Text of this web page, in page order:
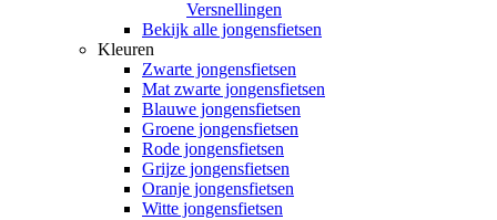
Versnellingen
Bekijk alle jongensfietsen
Kleuren
Zwarte jongensfietsen
Mat zwarte jongensfietsen
Blauwe jongensfietsen
Groene jongensfietsen
Rode jongensfietsen
Grijze jongensfietsen
Oranje jongensfietsen
Witte jongensfietsen